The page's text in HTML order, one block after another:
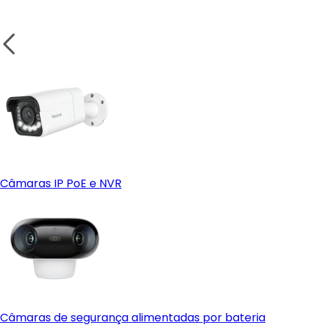
Câmaras IP PoE e NVR
Câmaras de segurança alimentadas por bateria